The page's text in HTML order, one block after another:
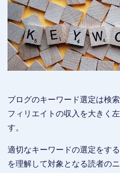
ブログのキーワード選定は検
フィリエイトの収入を大きく
す。
適切なキーワードの選定をす
を理解して対象となる読者の